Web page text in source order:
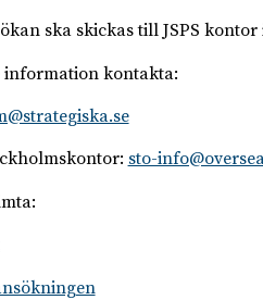
ska skickas till JSPS
information kontakta:
sto-